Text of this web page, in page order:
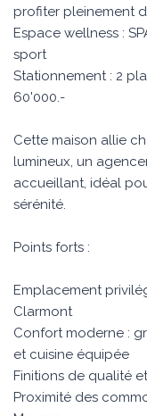
profiter pleinement
Espace wellness :
sport
Stationnement : 2
60'000.-
Cette maison allie
lumineux, un
accueillant, idéal
sérénité.
Points forts :
Emplacement
Clarmont
Confort moderne :
et cuisine équipée
Finitions de qualité
Proximité des